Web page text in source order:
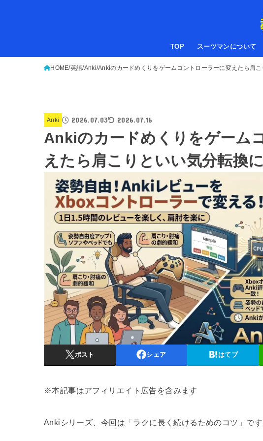
TOP スーツマンについて
HOME 英語 Anki Ankiのカードめくりをゲームコントローラーに変えたら肩
Anki 2026.07.03 2026.07.16
Ankiのカードめくりをゲーム
えたら肩こりといい気分転換
ポスト シェア はてブ
※本記事はアフィリエイト広告を含みます
Ankiシリーズ、今回は「ラクに長く続けるためのコツ」です